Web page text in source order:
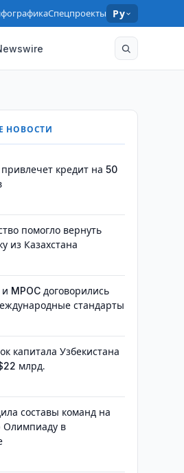
Спецпроекты Ру
НОВОСТИ
кредит на 50
помогло вернуть
из Казахстана
MPOC договорились
стандарты
капитала Узбекистана
млрд.
составы команд на
в